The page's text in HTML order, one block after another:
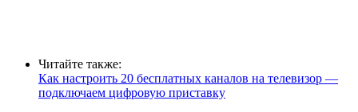
Читайте также:
Как настроить 20 бесплатных каналов на телевизор —
подключаем цифровую приставку